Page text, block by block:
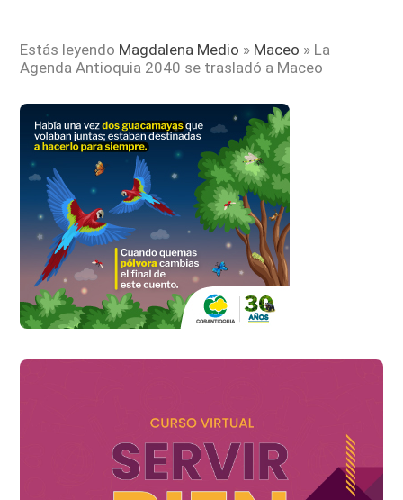
Estás leyendo Magdalena Medio » Maceo » La
Agenda Antioquia 2040 se trasladó a Maceo